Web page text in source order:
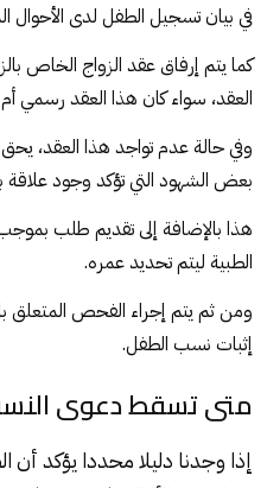
في بيان تسجيل الطفل لدى الأحوال
كما يتم إرفاق عقد الزواج الخاص
العقد، سواء كان هذا العقد رسمي
وفي حالة عدم تواجد هذا العقد،
بعض الشهود التي تؤكد وجود علاقة
هذا بالإضافة إلى تقديم طلب بموجب
الطبية ليتم تحديد عمره.
ومن ثم يتم إجراء الفحص المتعلق
إثبات نسب الطفل.
متى تسقط دعوى
إذا وجدنا دليلا محددا يؤكد أن